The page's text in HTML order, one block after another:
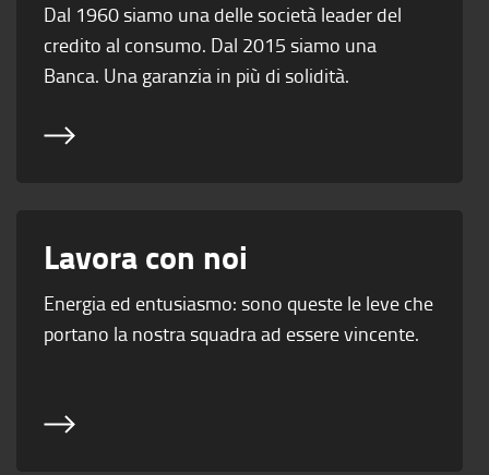
Dal 1960 siamo una delle società leader del
credito al consumo. Dal 2015 siamo una
Banca. Una garanzia in più di solidità.
Lavora con noi
Energia ed entusiasmo: sono queste le leve che
portano la nostra squadra ad essere vincente.